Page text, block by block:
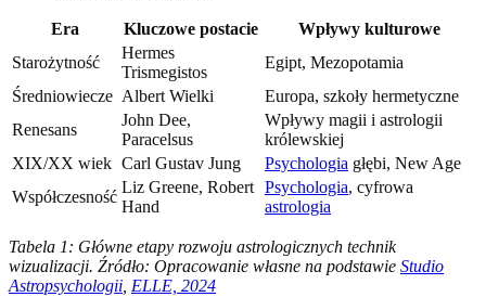
Era Kluczowe postacie
Wpływy kulturowe
Starożytność
Hermes
Trismegistos
Egipt, Mezopotamia
Średniowiecze Albert Wielki
Europa, szkoły hermetyczne
Renesans
John Dee,
Paracelsus
Wpływy magii i astrologii
królewskiej
XIX/XX wiek Carl Gustav Jung Psychologia głębi, New Age
Współczesność
Liz Greene, Robert
Hand
Psychologia, cyfrowa
astrologia
Tabela 1: Główne etapy rozwoju astrologicznych technik
wizualizacji. Źródło: Opracowanie własne na podstawie Studio
Astropsychologii ELLE, 2024